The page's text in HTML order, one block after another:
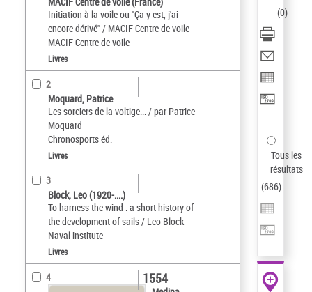
Initiation à la voile ou "Ça y est, j'ai
encore dérivé" / MACIF Centre de voile
MACIF Centre de voile
Livres
2
Moquard, Patrice
Les sorciers de la voltige... / par Patrice
Moquard
Chronosports éd.
Livres
3
Block, Leo (1920-....)
To harness the wind : a short history of
the development of sails / Leo Block
Naval institute
Livres
4
1554
(0)
Tous les
résultats
(686)